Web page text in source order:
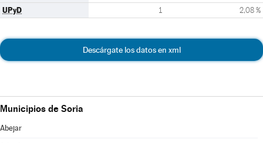
UPyD 1 2,08 %
Descárgate los datos en xml
Municipios de Soria
Abejar